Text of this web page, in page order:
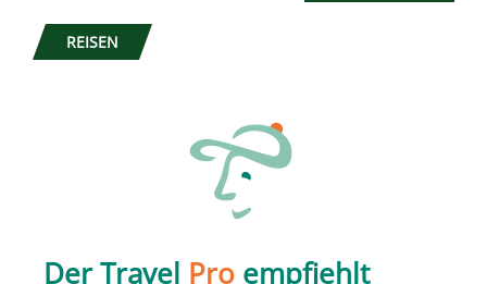
REISEN
Der Travel Pro empfiehlt